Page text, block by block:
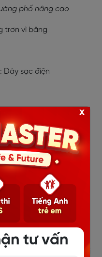
phố nâng cao
trơn vì băng
sạc điện
đèn đường
Chỗ tạm dừng xe
: Người tập lái
: Đoạn đường ray giao
máy
tư vấn
x